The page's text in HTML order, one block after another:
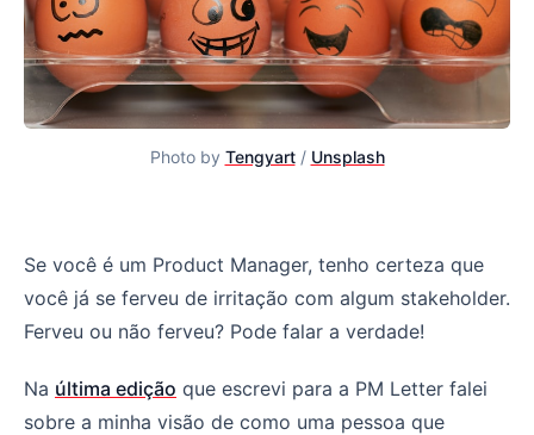
Photo by Tengyart/ Unsplash
Inteligência emocional é o super poder de qualquer PM
Se você é um Product Manager, tenho certeza que
você já se ferveu de irritação com algum stakeholder.
Ferveu ou não ferveu? Pode falar a verdade!
Na última edição que escrevi para a PM Letter falei
sobre a minha visão de como uma pessoa que